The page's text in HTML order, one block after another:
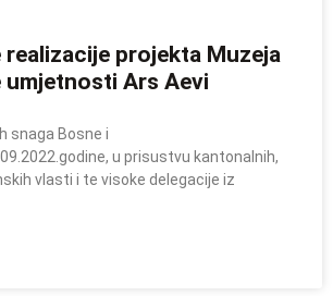
realizacije projekta Muzeja
umjetnosti Ars Aevi
snaga Bosne i
u prisustvu kantonalnih,
vlasti i te visoke delegacije iz